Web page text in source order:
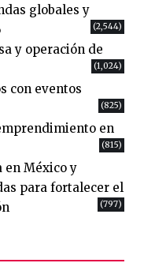
globales y
(2,544)
y operación de
(1,024)
con eventos
(825)
en
(815)
en México y
para fortalecer el
(797)